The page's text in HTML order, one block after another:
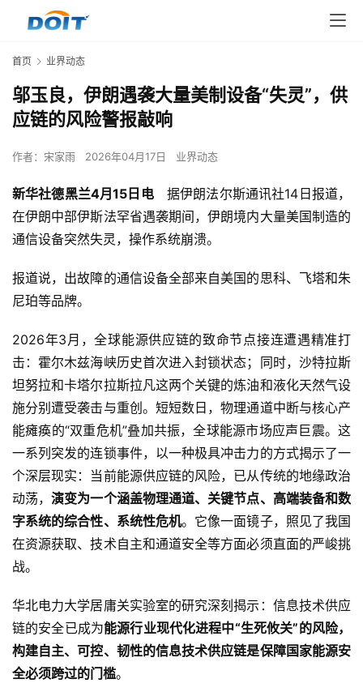
首页 业界动态
邬玉良，伊朗遇袭大量美制设备“失灵”，供
应链的风险警报敲响
作者： 宋家雨 2026年04月17日 业界动态
新华社德黑兰4月15日电 据伊朗法尔斯通讯社14日报道，
在伊朗中部伊斯法罕省遇袭期间，伊朗境内大量美国制造的
通信设备突然失灵，操作系统崩溃。
报道说，出故障的通信设备全部来自美国的思科、飞塔和朱
尼珀等品牌。
2026年3月，全球能源供应链的致命节点接连遭遇精准打
击：霍尔木兹海峡历史首次进入封锁状态；同时，沙特拉斯
坦努拉和卡塔尔拉斯拉凡这两个关键的炼油和液化天然气设
施分别遭受袭击与重创。短短数日，物理通道中断与核心产
能瘫痪的“双重危机”叠加共振，全球能源市场应声巨震。这
一系列突发的连锁事件，以一种极具冲击力的方式揭示了一
个深层现实：当前能源供应链的风险，已从传统的地缘政治
动荡，演变为一个涵盖物理通道、关键节点、高端装备和数
字系统的综合性、系统性危机。它像一面镜子，照见了我国
在资源获取、技术自主和通道安全等方面必须直面的严峻挑
战。
华北电力大学居庸关实验室的研究深刻揭示：信息技术供应
链的安全已成为能源行业现代化进程中“生死攸关”的风险，
构建自主、可控、韧性的信息技术供应链是保障国家能源安
全必须跨过的门槛。